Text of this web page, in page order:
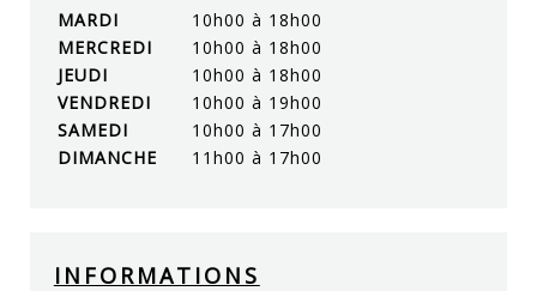
MARDI
10h00 à 18h00
MERCREDI
10h00 à 18h00
JEUDI
10h00 à 18h00
VENDREDI
10h00 à 19h00
SAMEDI
10h00 à 17h00
DIMANCHE
11h00 à 17h00
INFORMATIONS